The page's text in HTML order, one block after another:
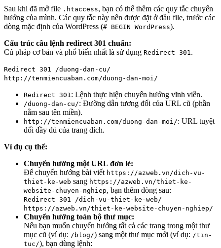
Sau khi đã mở file .htaccess, bạn có thể thêm các quy tắc chuyển
hướng của mình. Các quy tắc này nên được đặt ở đầu file, trước các
dòng mặc định của WordPress (# BEGIN WordPress).
Cấu trúc câu lệnh redirect 301 chuẩn:
Cú pháp cơ bản và phổ biến nhất là sử dụng Redirect 301 .
Redirect 301 /duong-dan-cu/
http://tenmiencuaban.com/duong-dan-moi/
Redirect 301 : Lệnh thực hiện chuyển hướng vĩnh viễn.
/duong-dan-cu/: Đường dẫn tương đối của URL cũ (phần
nằm sau tên miền).
http://tenmiencuaban.com/duong-dan-moi/: URL tuyệt
đối đầy đủ của trang đích.
Ví dụ cụ thể:
Chuyển hướng một URL đơn lẻ:
Để chuyển hướng bài viết https://azweb.vn/dich-vu-
thiet-ke-web sang https://azweb.vn/thiet-ke-
website-chuyen-nghiep, bạn thêm dòng sau:
Redirect 301 /dich-vu-thiet-ke-web/
https://azweb.vn/thiet-ke-website-chuyen-nghiep/
Chuyển hướng toàn bộ thư mục:
Nếu bạn muốn chuyển hướng tất cả các trang trong một thư
mục cũ (ví dụ: /blog/) sang một thư mục mới (ví dụ: /tin-
tuc/), bạn dùng lệnh: